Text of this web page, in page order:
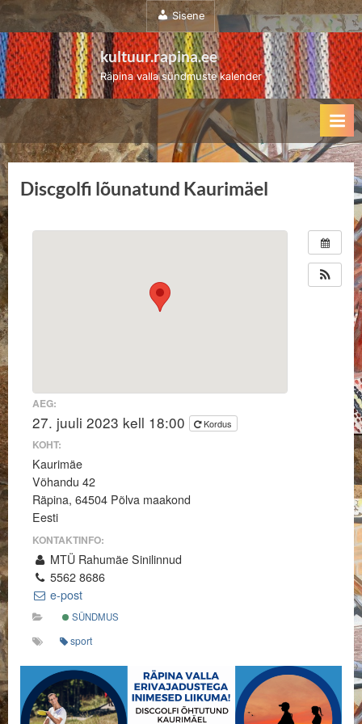
Sisene
kultuur.rapina.ee
Räpina valla sündmuste kalender
Discgolfi lõunatund Kaurimäel
AEG:
27. juuli 2023 kell 18:00 Kordus
KOHT:
Kaurimäe
Võhandu 42
Räpina, 64504 Põlva maakond
Eesti
KONTAKTINFO:
MTÜ Rahumäe Sinilinnud
5562 8686
e-post
SÜNDMUS
sport